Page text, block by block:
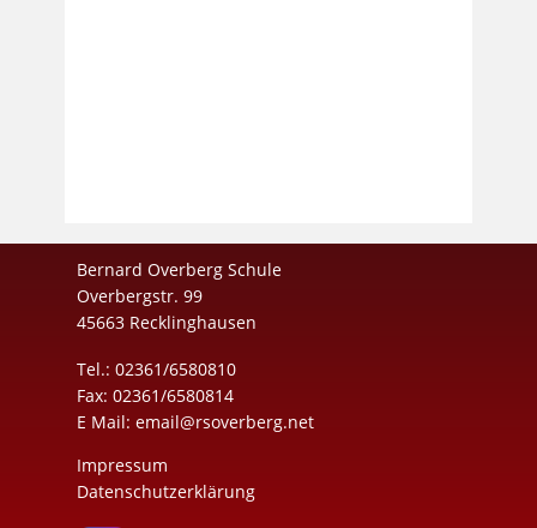
Bernard Overberg Schule
Overbergstr. 99
45663 Recklinghausen
Tel.: 02361/6580810
Fax: 02361/6580814
E Mail: email@rsoverberg.net
Impressum
Datenschutzerklärung